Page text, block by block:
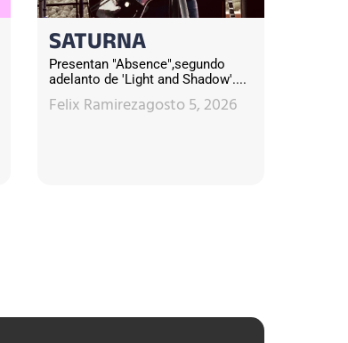
SATURNA
Presentan "Absence",segundo
adelanto de 'Light and Shadow'....
Felix Ramirezagosto 5, 2026